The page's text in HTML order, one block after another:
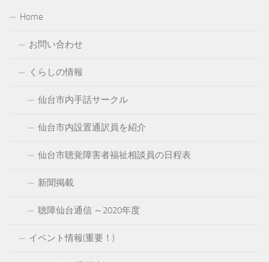
Home
お問い合わせ
くらしの情報
仙台市内手話サークル
仙台市内設置通訳員を紹介
仙台市聴覚障害者福祉相談員の日程表
新聞掲載
聴障仙台通信 ～2020年度
イベント情報(重要！)